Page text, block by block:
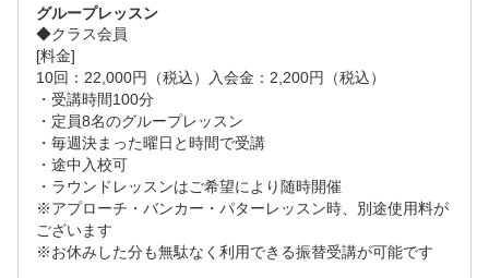
グループレッスン
◆クラス会員
[料金]
10回：22,000円（税込）入会金：2,200円（税込）
・受講時間100分
・定員8名のグループレッスン
・毎週決まった曜日と時間で受講
・途中入校可
・ラウンドレッスンはご希望により随時開催
※アプローチ・バンカー・パターレッスン時、別途使用料が
ございます
※お休みした分も無駄なく利用できる振替受講が可能です